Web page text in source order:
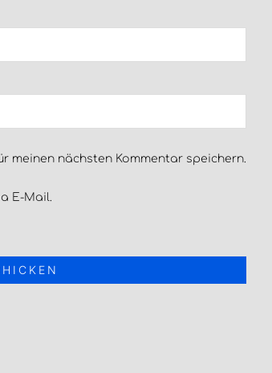
meinen nächsten Kommentar speichern.
E-Mail.